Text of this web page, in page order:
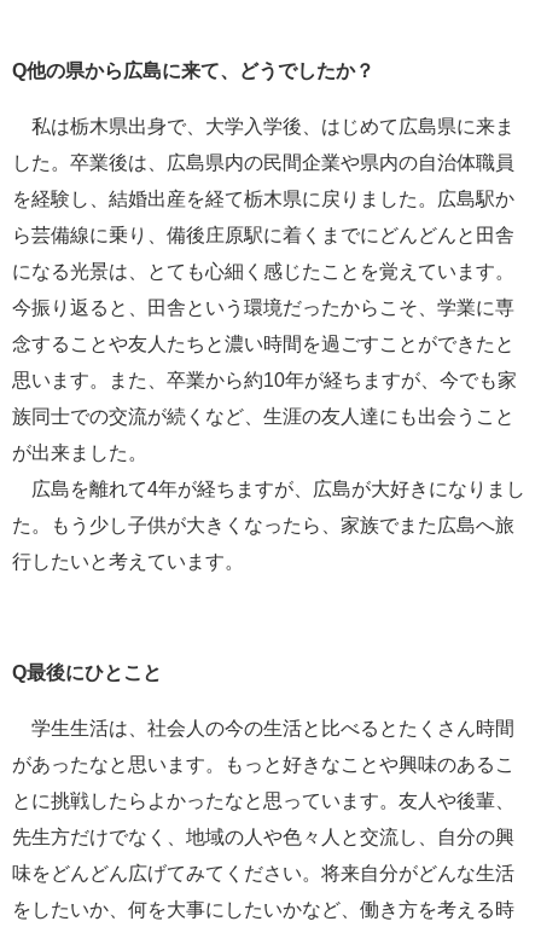
Q他の県から広島に来て、どうでしたか？
私は栃木県出身で、大学入学後、はじめて広島県に来ま
した。卒業後は、広島県内の民間企業や県内の自治体職員
を経験し、結婚出産を経て栃木県に戻りました。広島駅か
ら芸備線に乗り、備後庄原駅に着くまでにどんどんと田舎
になる光景は、とても心細く感じたことを覚えています。
今振り返ると、田舎という環境だったからこそ、学業に専
念することや友人たちと濃い時間を過ごすことができたと
思います。また、卒業から約10年が経ちますが、今でも家
族同士での交流が続くなど、生涯の友人達にも出会うこと
が出来ました。
広島を離れて4年が経ちますが、広島が大好きになりまし
た。もう少し子供が大きくなったら、家族でまた広島へ旅
行したいと考えています。
Q最後にひとこと
学生生活は、社会人の今の生活と比べるとたくさん時間
があったなと思います。もっと好きなことや興味のあるこ
とに挑戦したらよかったなと思っています。友人や後輩、
先生方だけでなく、地域の人や色々人と交流し、自分の興
味をどんどん広げてみてください。将来自分がどんな生活
をしたいか、何を大事にしたいかなど、働き方を考える時